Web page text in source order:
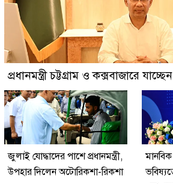
প্রধানমন্ত্রী চট্টগ্রাম ও কক্সবাজারে
জুলাই যোদ্ধাদের পাশে প্রধানমন্ত্রী,
উপহার দিলেন অটোরিকশা-রিকশা